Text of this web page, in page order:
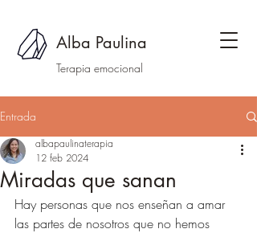
Alba Paulina
Terapia emocional
Entrada
Miradas que sanan
albapaulinaterapia
12 feb 2024
Hay personas que nos enseñan a amar
las partes de nosotros que no hemos